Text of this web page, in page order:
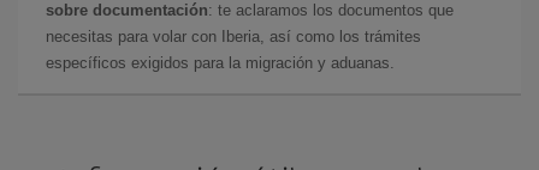
sobre documentación: te aclaramos los documentos que
necesitas para volar con Iberia, así como los trámites
específicos exigidos para la migración y aduanas.